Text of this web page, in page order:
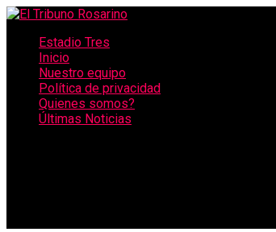
Estadio Tres
Inicio
Nuestro equipo
Política de privacidad
Quienes somos?
Últimas Noticias